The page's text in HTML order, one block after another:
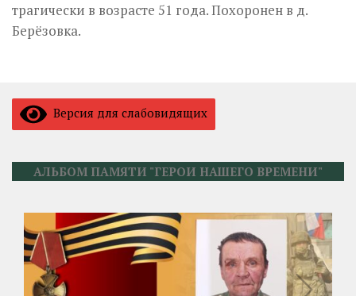
трагически в возрасте 51 года. Похоронен в д.
Берёзовка.
Версия для слабовидящих
АЛЬБОМ ПАМЯТИ "ГЕРОИ НАШЕГО ВРЕМЕНИ"